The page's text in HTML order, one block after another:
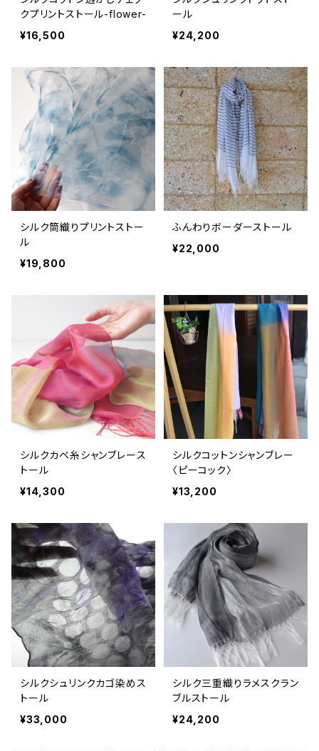
クプリントストール-flower-
¥16,500
ール
¥24,200
シルク筒織りプリントストー
ル
¥19,800
ふんわりボーダーストール
¥22,000
シルクカベ糸シャンブレース
トール
¥14,300
シルクコットンシャンブレー
〈ピーコック〉
¥13,200
シルクシュリンクカゴ染めス
トール
¥33,000
シルク三重織りラメスクラン
ブルストール
¥24,200